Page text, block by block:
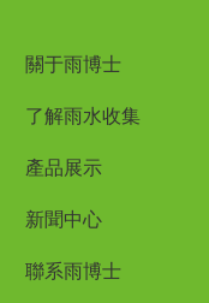
關于雨博士
了解雨水收集
產品展示
新聞中心
聯系雨博士